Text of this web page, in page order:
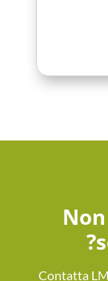
Contatta